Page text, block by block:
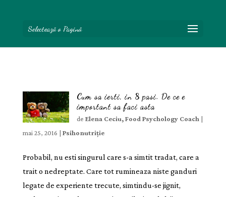
Selectează o Pagină
Cum sa ierti, in 8 pasi. De ce e
important sa faci asta
deElena Ceciu, Food Psychology Coach |
mai 25, 2016 | Psihonutriție
Probabil, nu esti singurul care s-a simtit tradat, care a
trait o nedreptate. Care tot rumineaza niste ganduri
legate de experiente trecute, simtindu-se jignit,